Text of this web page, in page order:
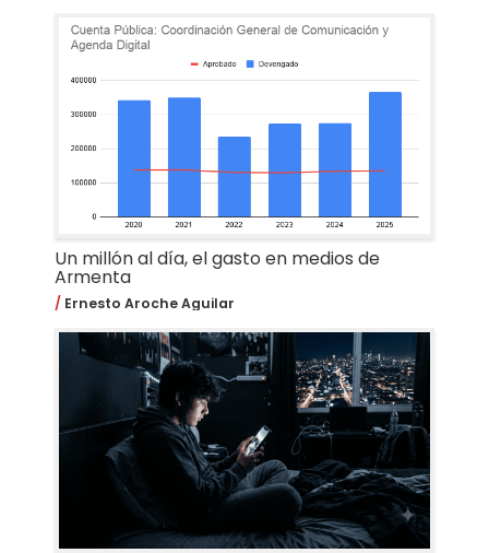
Un millón al día, el gasto en medios de
Armenta
Ernesto Aroche Aguilar